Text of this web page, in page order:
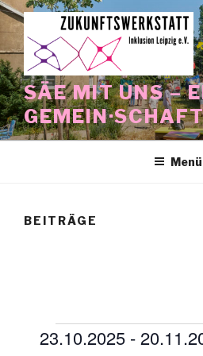
Zum
Inhalt
springen
SÄE MIT UNS –
Menü
BEITRÄGE
Veranstaltungen
23.10.2025 -